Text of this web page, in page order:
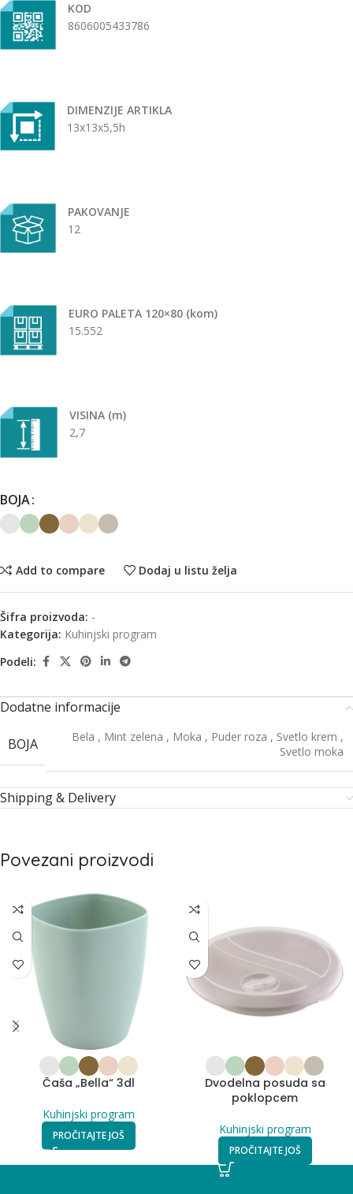
KOD
8606005433786
DIMENZIJE ARTIKLA
13x13x5,5h
PAKOVANJE
12
EURO PALETA 120×80 (kom)
15.552
VISINA (m)
2,7
BOJA
Add to compare Dodaj u listu želja
Šifra proizvoda: -
Kategorija: Kuhinjski program
Podeli:
Dodatne informacije
BOJA Bela , Mint zelena , Moka , Puder roza , Svetlo krem ,
Svetlo moka
Shipping & Delivery
Povezani proizvodi
Čaša „Bella“ 3dl
Kuhinjski program
PROČITAJTE JOŠ
Dvodelna posuda sa
poklopcem
Kuhinjski program
PROČITAJTE JOŠ